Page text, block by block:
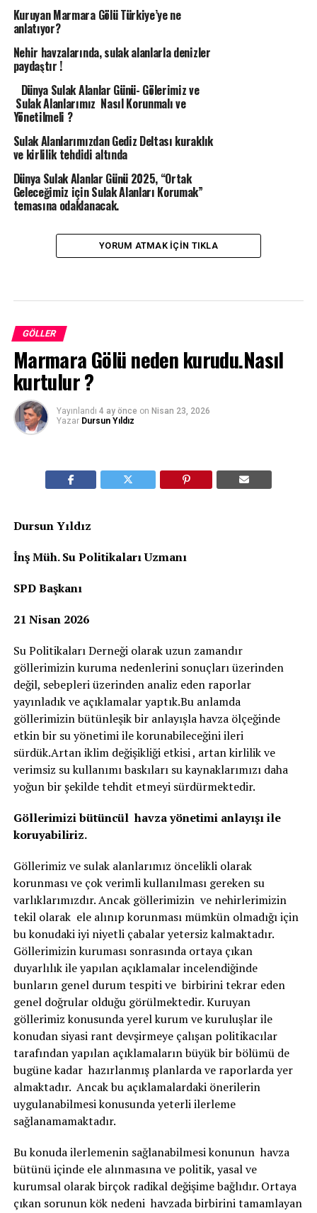
Kuruyan Marmara Gölü Türkiye’ye ne
anlatıyor?
Nehir havzalarında, sulak alanlarla denizler
paydaştır !
Dünya Sulak Alanlar Günü- Gölerimiz ve
Sulak Alanlarımız Nasıl Korunmalı ve
Yönetilmeli ?
Sulak Alanlarımızdan Gediz Deltası kuraklık
ve kirlilik tehdidi altında
Dünya Sulak Alanlar Günü 2025, “Ortak
Geleceğimiz için Sulak Alanları Korumak”
temasına odaklanacak.
YORUM ATMAK IÇIN TIKLA
GÖLLER
Marmara Gölü neden kurudu.Nasıl
kurtulur ?
Yayınlandı 4 ay önce on Nisan 23, 2026
Yazar Dursun Yıldız
Dursun Yıldız
İnş Müh. Su Politikaları Uzmanı
SPD Başkanı
21 Nisan 2026
Su Politikaları Derneği olarak uzun zamandır
göllerimizin kuruma nedenlerini sonuçları üzerinden
değil, sebepleri üzerinden analiz eden raporlar
yayınladık ve açıklamalar yaptık.Bu anlamda
göllerimizin bütünleşik bir anlayışla havza ölçeğinde
etkin bir su yönetimi ile korunabileceğini ileri
sürdük.Artan iklim değişikliği etkisi , artan kirlilik ve
verimsiz su kullanımı baskıları su kaynaklarımızı daha
yoğun bir şekilde tehdit etmeyi sürdürmektedir.
Göllerimizi bütüncül havza yönetimi anlayışı ile
koruyabiliriz.
Göllerimiz ve sulak alanlarımız öncelikli olarak
korunması ve çok verimli kullanılması gereken su
varlıklarımızdır. Ancak göllerimizin ve nehirlerimizin
tekil olarak ele alınıp korunması mümkün olmadığı için
bu konudaki iyi niyetli çabalar yetersiz kalmaktadır.
Göllerimizin kuruması sonrasında ortaya çıkan
duyarlılık ile yapılan açıklamalar incelendiğinde
bunların genel durum tespiti ve birbirini tekrar eden
genel doğrular olduğu görülmektedir. Kuruyan
göllerimiz konusunda yerel kurum ve kuruluşlar ile
konudan siyasi rant devşirmeye çalışan politikacılar
tarafından yapılan açıklamaların büyük bir bölümü de
bugüne kadar hazırlanmış planlarda ve raporlarda yer
almaktadır. Ancak bu açıklamalardaki önerilerin
uygulanabilmesi konusunda yeterli ilerleme
sağlanamamaktadır.
Bu konuda ilerlemenin sağlanabilmesi konunun havza
bütünü içinde ele alınmasına ve politik, yasal ve
kurumsal olarak birçok radikal değişime bağlıdır. Ortaya
çıkan sorunun kök nedeni havzada birbirini tamamlayan